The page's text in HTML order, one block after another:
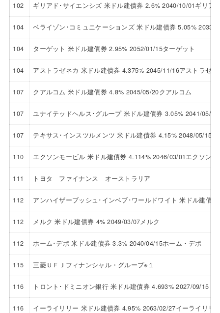
102 ギリアド･サイエンシズ 米ドル建債券 2.6% 2040/10/01ギリア
104 ベライゾン･コミュニケーションズ 米ドル建債券 5.05% 2033/
104 ターゲット 米ドル建債券 2.95% 2052/01/15ターゲット
104 アストラゼネカ 米ドル建債券 4.375% 2045/11/16アストラゼネ
107 クアルコム 米ドル建債券 4.8% 2045/05/20クアルコム
107 ユナイテッドヘルス･グループ 米ドル建債券 3.05% 2041/05/
107 テキサス･インスツルメンツ 米ドル建債券 4.15% 2048/05/15
110 エクソンモービル 米ドル建債券 4.114% 2046/03/01エクソン
111 トヨタ ファイナンス オーストラリア
112 アンハイザーブッシュ･インベブ･ワールドワイト 米ドル建債
112 メルク 米ドル建債券 4% 2049/03/07メルク
112 ホーム･デポ 米ドル建債券 3.3% 2040/04/15ホーム・デポ
115 三菱ＵＦＪフィナンシャル・グループ※１
116 トロント･ドミニオン銀行 米ドル建債券 4.693% 2027/09/15ト
116 イーライリリー 米ドル建債券 4.95% 2063/02/27イーライリリ